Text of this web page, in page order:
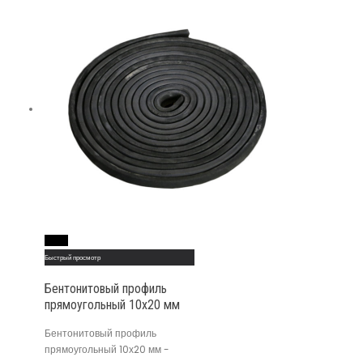
Быстрый просмотр
Бентонитовый профиль
прямоугольный 10х20 мм
Бентонитовый профиль
прямоугольный 10х20 мм -